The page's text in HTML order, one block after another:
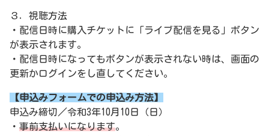
３．視聴方法
・配信日時に購入チケットに「ライブ配信を見る」ボタン
が表示されます。
・配信日時になってもボタンが表示されない時は、画面の
更新かログインをし直してください。
【申込みフォームでの申込み方法】
申込み締切／令和3年10月10日（日）
・ 事前支払いになります。